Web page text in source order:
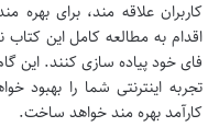
کاربران علاقه مند، برای
اقدام به مطالعه کامل این
فای خود پیاده سازی کنند. این
تجربه اینترنتی شما را
کارآمد بهره مند خواهد ساخت.